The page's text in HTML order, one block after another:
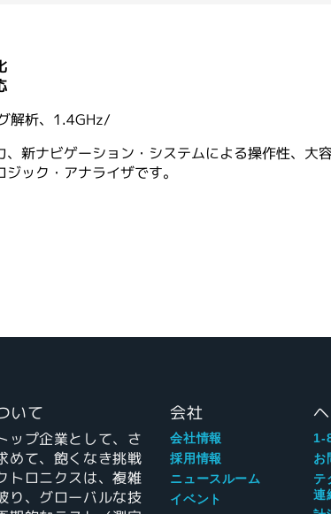
解析、1.4GHz/
新ナビゲーション・システムによる操作性、
ック・アナライザです。
いて
ップ企業として、さ
めて、飽くなき挑戦
トロニクスは、複雑
り、グローバルな技
会社
会社情報
採用情報
ニュースルーム
イベント
1-
お
テ
連